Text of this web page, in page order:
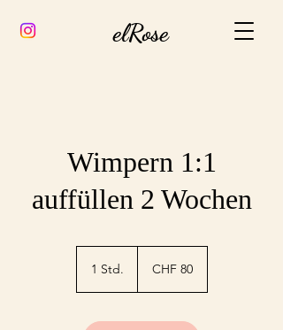
elRose
Wimpern 1:1
auffüllen 2 Wochen
1 Std.
d
Franken
CHF 80